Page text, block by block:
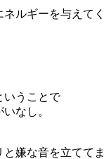
ルギーを与えてく
いうことで
なし。
と嫌な音を立ててま